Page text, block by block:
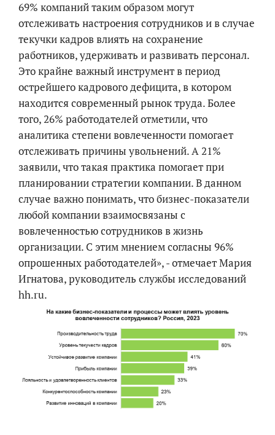
69% компаний таким образом могут
отслеживать настроения сотрудников и в случае
текучки кадров влиять на сохранение
работников, удерживать и развивать персонал.
Это крайне важный инструмент в период
острейшего кадрового дефицита, в котором
находится современный рынок труда. Более
того, 26% работодателей отметили, что
аналитика степени вовлеченности помогает
отслеживать причины увольнений. А 21%
заявили, что такая практика помогает при
планировании стратегии компании. В данном
случае важно понимать, что бизнес-показатели
любой компании взаимосвязаны с
вовлеченностью сотрудников в жизнь
организации. С этим мнением согласны 96%
опрошенных работодателей», - отмечает Мария
Игнатова, руководитель службы исследований
hh.ru.